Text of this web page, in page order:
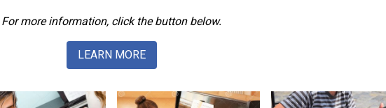
For more information, click the button below.
LEARN MORE